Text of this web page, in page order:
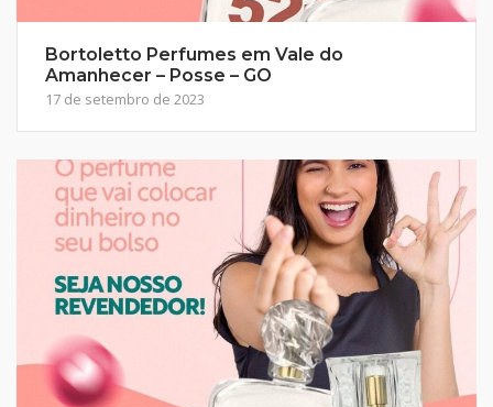
Bortoletto Perfumes em Vale do
Amanhecer – Posse – GO
17 de setembro de 2023